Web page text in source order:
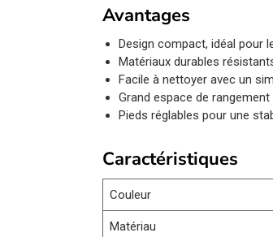
Avantages
Design compact, idéal pour
Matériaux durables
Facile à nettoyer avec un
Grand espace de
Pieds réglables pour une
Caractéristiques
Couleur
Matériau